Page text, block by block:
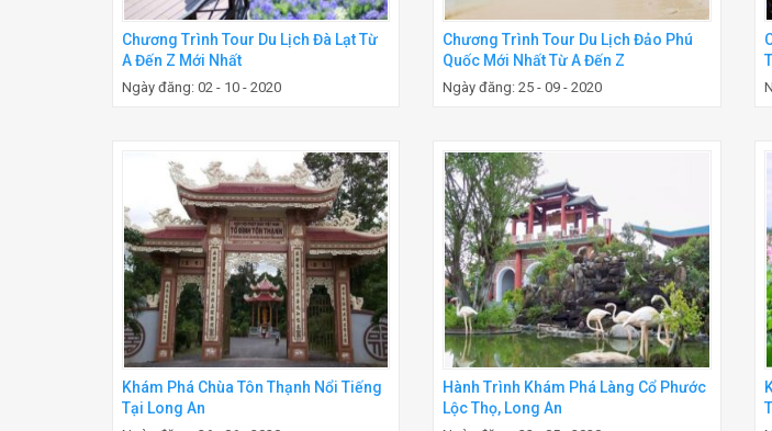
Chương Trình Tour Du Lịch Đà Lạt Từ
A Đến Z Mới Nhất
Ngày đăng: 02 - 10 - 2020
Chương Trình Tour Du Lịch Đảo Phú
Quốc Mới Nhất Từ A Đến Z
Ngày đăng: 25 - 09 - 2020
Khám Phá Chùa Tôn Thạnh Nổi Tiếng
Tại Long An
Hành Trình Khám Phá Làng Cổ Phước
Lộc Thọ, Long An